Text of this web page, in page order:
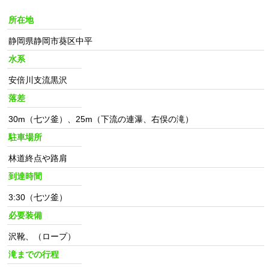
所在地
静岡県静岡市葵区中平
水系
安倍川支流黒沢
落差
30m（七ツ釜）、25m（下流の連瀑、右俣の滝）
駐車場所
林道終点や路肩
到達時間
3:30（七ツ釜）
必要装備
沢靴、（ロープ）
滝までの行程